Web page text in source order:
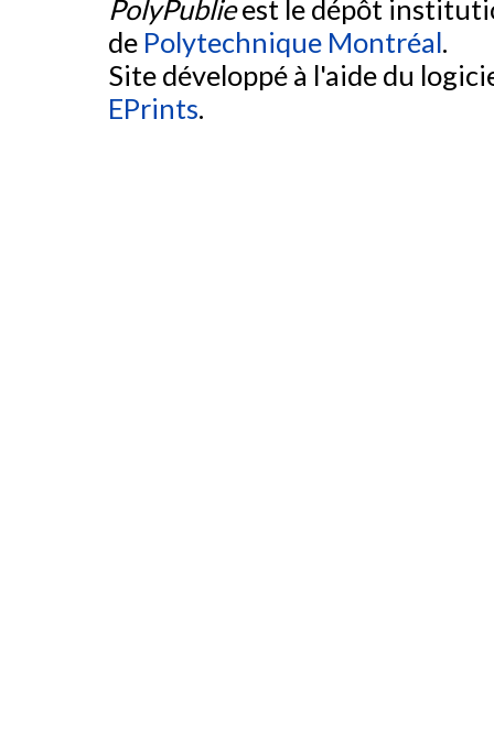
PolyPublieest le dépôt
de Polytechnique Montréal.
Site développé à l'aide du
EPrints.